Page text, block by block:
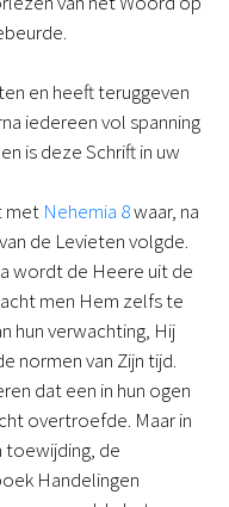
en heeft teruggeven
iedereen vol spanning
is deze Schrift in uw
met Nehemia 8waar, na
de Levieten volgde.
wordt de Heere uit de
men Hem zelfs te
hun verwachting, Hij
normen van Zijn tijd.
dat een in hun ogen
overtroefde. Maar in
toewijding, de
Handelingen